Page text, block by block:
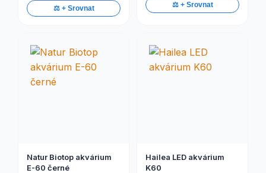
⚖️ + Srovnat ⚖️ + Srovnat
Natur Biotop akvárium
E-60 černé
Hailea LED akvárium
K60